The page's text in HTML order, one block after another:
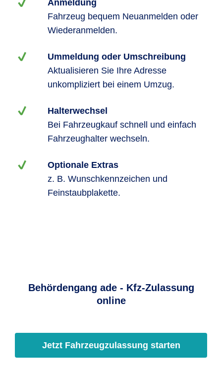
Anmeldung
Fahrzeug bequem Neuanmelden oder
Wiederanmelden.
Ummeldung oder Umschreibung
Aktualisieren Sie Ihre Adresse
unkompliziert bei einem Umzug.
Halterwechsel
Bei Fahrzeugkauf schnell und einfach
Fahrzeughalter wechseln.
Optionale Extras
z. B. Wunschkennzeichen und
Feinstaubplakette.
Behördengang ade - Kfz-Zulassung
online
Jetzt Fahrzeugzulassung starten